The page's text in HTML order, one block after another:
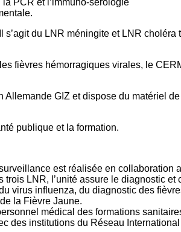
du LNR méningite et LNR
fièvres hémorragiques virales, le
GIZ et dispose du matériel
publique et la formation.
est réalisée en collaboration
LNR, l’unité assure le diagnostic
virus influenza, du diagnostic des
la Fièvre Jaune.
médical des formations
des institutions du Réseau